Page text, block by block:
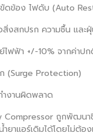
ขัดข้อง ไฟดับ (Auto
งสกปรก ความชื้น และ
ไฟฟ้า +/-10% จากค่าป
(Surge Protection)
ำงานผิดพลาด
ถูกพัฒนา
น้ำยาแอร์เดิมได้โดยไ